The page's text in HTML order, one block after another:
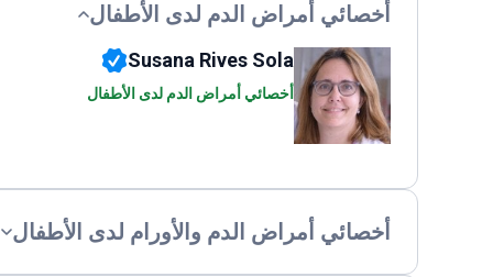
أخصائي أمراض الدم لدى الأطفال
Susana Rives Sola
أخصائي أمراض الدم لدى الأطفال
أخصائي أمراض الدم والأورام لدى الأطفال